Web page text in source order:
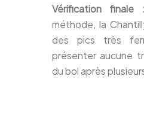
Vérification finale :
méthode, la
des pics très
présenter aucune
du bol après